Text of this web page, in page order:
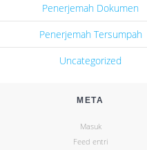
Penerjemah Dokumen
Penerjemah Tersumpah
Uncategorized
META
Masuk
Feed entri